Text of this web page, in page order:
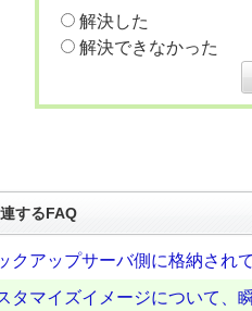
解決した
解決できなかった
するFAQ
クアップサーバ側に格納され
タマイズイメージについて、